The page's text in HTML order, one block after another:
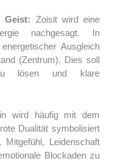
Geist: Zoisit wird eine
nachgesagt. In
Ausgleich
(Zentrum). Dies soll
lösen und klare
wird häufig mit dem
Dualität symbolisiert
Leidenschaft
Blockaden zu